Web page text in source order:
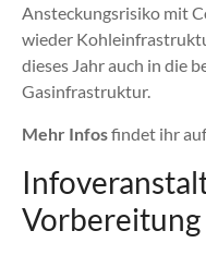
Ansteckungsrisiko mit
wieder
dieses Jahr auch in die
Gasinfrastruktur.
Mehr Infosfindet ihr
Vorbereitung